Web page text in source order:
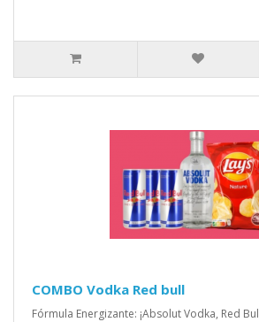
COMBO Vodka Red bull
Fórmula Energizante: ¡Absolut Vodka, Red